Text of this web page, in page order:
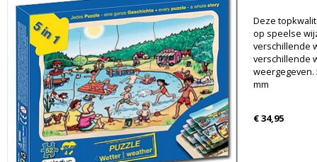
Deze
op speelse
verschillende
verschillende
weergegeven.
mm
€ 34,95